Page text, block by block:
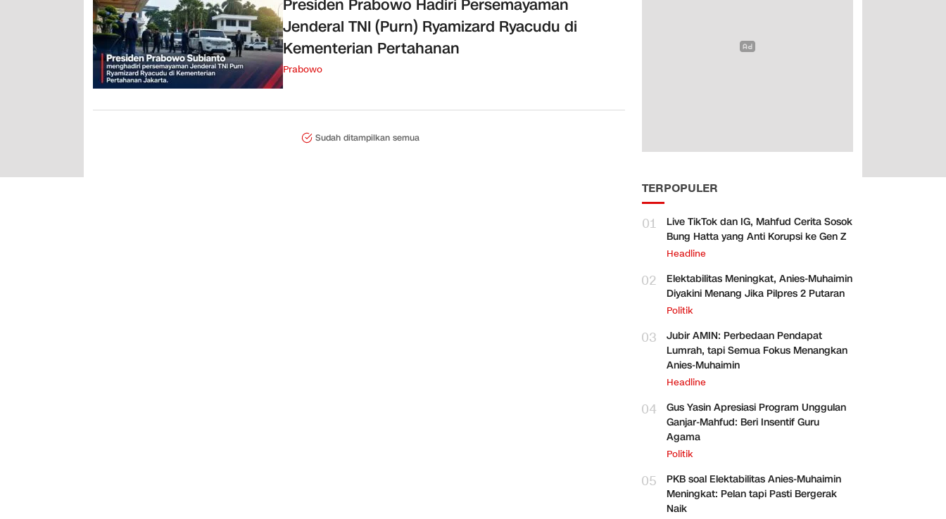
Presiden Prabowo Hadiri Persemayaman
Jenderal TNI (Purn) Ryamizard Ryacudu di
Kementerian Pertahanan
Prabowo
Sudah ditampilkan semua
TERPOPULER
01
Live TikTok dan IG, Mahfud Cerita Sosok
Bung Hatta yang Anti Korupsi ke Gen Z
Headline
02
Elektabilitas Meningkat, Anies-Muhaimin
Diyakini Menang Jika Pilpres 2 Putaran
Politik
03
Jubir AMIN: Perbedaan Pendapat
Lumrah, tapi Semua Fokus Menangkan
Anies-Muhaimin
Headline
04
Gus Yasin Apresiasi Program Unggulan
Ganjar-Mahfud: Beri Insentif Guru
Agama
Politik
05
PKB soal Elektabilitas Anies-Muhaimin
Meningkat: Pelan tapi Pasti Bergerak
Naik